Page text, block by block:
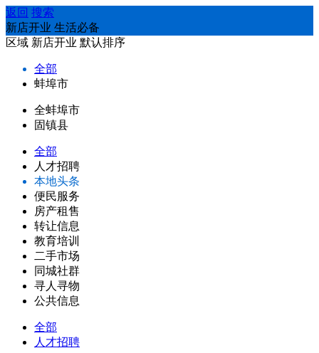
返回 搜索
新店开业 生活必备
区域 新店开业 默认排序
全部
蚌埠市
全蚌埠市
固镇县
全部
人才招聘
本地头条
便民服务
房产租售
转让信息
教育培训
二手市场
同城社群
寻人寻物
公共信息
全部
人才招聘